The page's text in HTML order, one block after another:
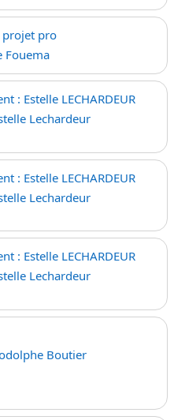
projet pro
Fouema
: Estelle LECHARDEUR
Lechardeur
: Estelle LECHARDEUR
Lechardeur
: Estelle LECHARDEUR
Lechardeur
Boutier